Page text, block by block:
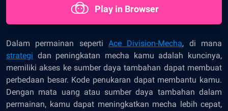
Play in Browser
Dalam permainan seperti Ace Division-Mecha, di mana
strategi dan peningkatan mecha kamu adalah kuncinya,
memiliki akses ke sumber daya tambahan dapat membuat
perbedaan besar. Kode penukaran dapat membantu kamu.
Dengan mata uang atau sumber daya tambahan dalam
permainan, kamu dapat meningkatkan mecha lebih cepat,